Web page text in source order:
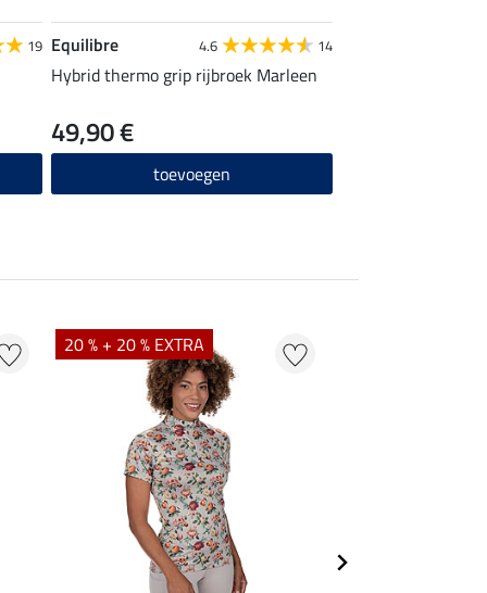
19 Equilibre 4.6 14
Hybrid thermo grip rijbroek Marleen
49,90 €
toevoegen
20 % + 20 % EXTRA